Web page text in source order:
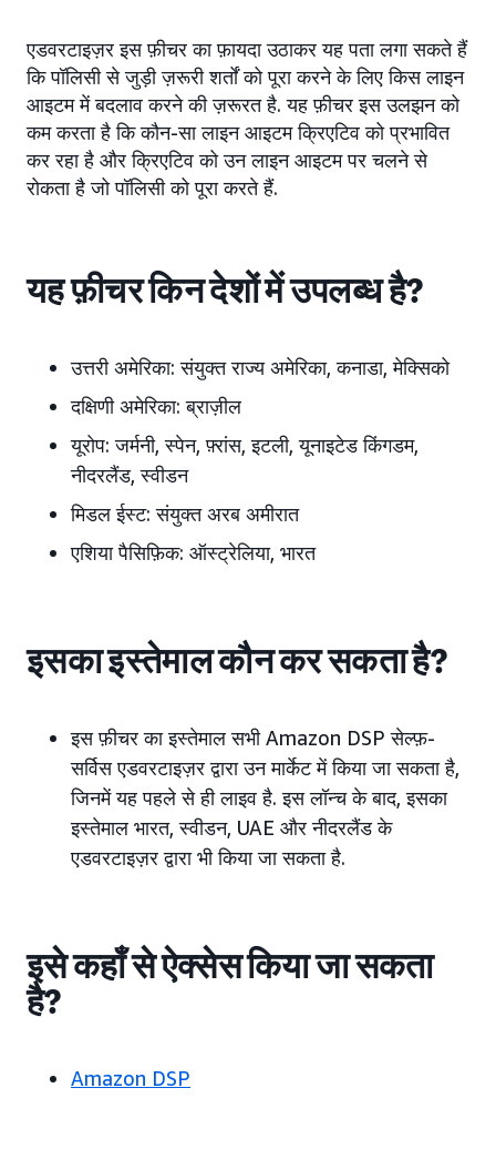
एडवरटाइज़र इस फ़ीचर का फ़ायदा उठाकर यह पता लगा सकते हैं
कि पॉलिसी से जुड़ी ज़रूरी शर्तों को पूरा करने के लिए किस लाइन
आइटम में बदलाव करने की ज़रूरत है. यह फ़ीचर इस उलझन को
कम करता है कि कौन-सा लाइन आइटम क्रिएटिव को प्रभावित
कर रहा है और क्रिएटिव को उन लाइन आइटम पर चलने से
रोकता है जो पॉलिसी को पूरा करते हैं.
यह फ़ीचर किन देशों में उपलब्ध है?
उत्तरी अमेरिका:संयुक्त राज्य अमेरिका, कनाडा, मेक्सिको
दक्षिणी अमेरिका: ब्राज़ील
यूरोप: जर्मनी, स्पेन, फ़्रांस, इटली, यूनाइटेड किंगडम,
नीदरलैंड, स्वीडन
मिडल ईस्ट: संयुक्त अरब अमीरात
एशिया पैसिफ़िक: ऑस्ट्रेलिया, भारत
इसका इस्तेमाल कौन कर सकता है?
इस फ़ीचर का इस्तेमाल सभी Amazon DSP सेल्फ़-
सर्विस एडवरटाइज़र द्वारा उन मार्केट में किया जा सकता है,
जिनमें यह पहले से ही लाइव है. इस लॉन्च के बाद, इसका
इस्तेमाल भारत, स्वीडन, UAE और नीदरलैंड के
एडवरटाइज़र द्वारा भी किया जा सकता है.
इसे कहाँ से ऐक्सेस किया जा सकता
है?
Amazon DSP